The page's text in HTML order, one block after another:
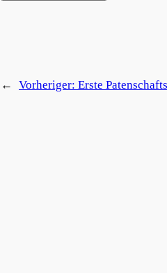
← Vorheriger: Erste